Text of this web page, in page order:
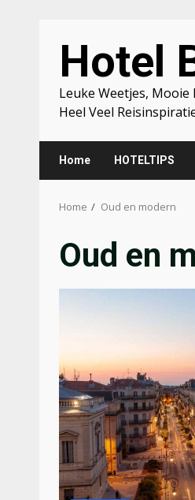
content
Hotel
Leuke Weetjes, Mooie
Heel Veel
Home HOTELTIPS
Home Oud en modern
Oud en